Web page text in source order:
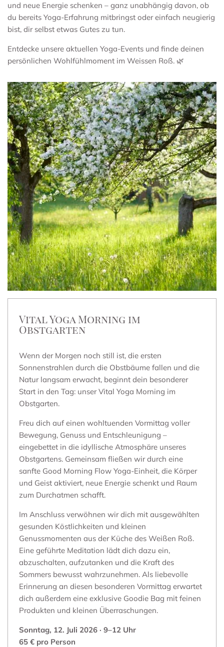
und neue Energie schenken – ganz unabhängig davon, ob
du bereits Yoga-Erfahrung mitbringst oder einfach neugierig
bist, dir selbst etwas Gutes zu tun.
Entdecke unsere aktuellen Yoga-Events und finde deinen
persönlichen Wohlfühlmoment im Weissen Roß. 🌿
Vital Yoga Morning im
Obstgarten
Wenn der Morgen noch still ist, die ersten
Sonnenstrahlen durch die Obstbäume fallen und die
Natur langsam erwacht, beginnt dein besonderer
Start in den Tag: unser Vital Yoga Morning im
Obstgarten.
Freu dich auf einen wohltuenden Vormittag voller
Bewegung, Genuss und Entschleunigung –
eingebettet in die idyllische Atmosphäre unseres
Obstgartens. Gemeinsam fließen wir durch eine
sanfte Good Morning Flow Yoga-Einheit, die Körper
und Geist aktiviert, neue Energie schenkt und Raum
zum Durchatmen schafft.
Im Anschluss verwöhnen wir dich mit ausgewählten
gesunden Köstlichkeiten und kleinen
Genussmomenten aus der Küche des Weißen Roß.
Eine geführte Meditation lädt dich dazu ein,
abzuschalten, aufzutanken und die Kraft des
Sommers bewusst wahrzunehmen. Als liebevolle
Erinnerung an diesen besonderen Vormittag erwartet
dich außerdem eine exklusive Goodie Bag mit feinen
Produkten und kleinen Überraschungen.
Sonntag, 12. Juli 2026 · 9–12 Uhr
65 € pro Person